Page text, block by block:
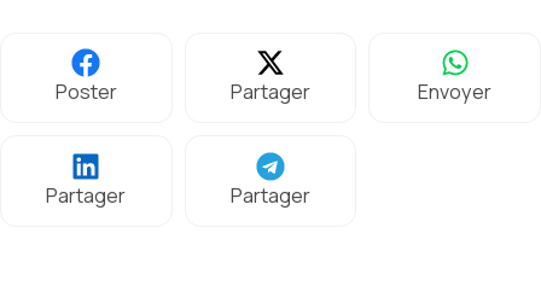
Poster Partager Envoyer
Partager Partager